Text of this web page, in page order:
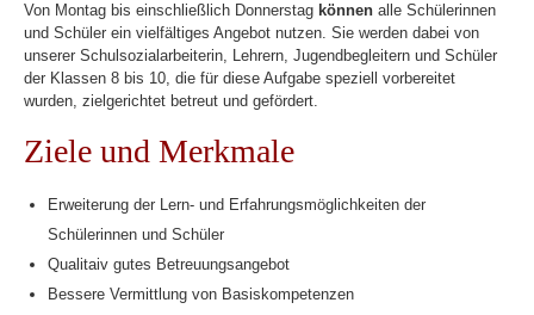
Von Montag bis einschließlich Donnerstag können alle Schülerinnen
und Schüler ein vielfältiges Angebot nutzen. Sie werden dabei von
unserer Schulsozialarbeiterin, Lehrern, Jugendbegleitern und Schüler
der Klassen 8 bis 10, die für diese Aufgabe speziell vorbereitet
wurden, zielgerichtet betreut und gefördert.
Ziele und Merkmale
Erweiterung der Lern- und Erfahrungsmöglichkeiten der
Schülerinnen und Schüler
Qualitaiv gutes Betreuungsangebot
Bessere Vermittlung von Basiskompetenzen